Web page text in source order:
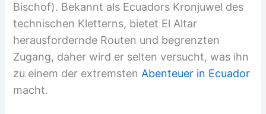
Bischof). Bekannt als Ecuadors Kronjuwel des
technischen Kletterns, bietet El Altar
herausfordernde Routen und begrenzten
Zugang, daher wird er selten versucht, was ihn
zu einem der extremstenAbenteuer in Ecuador
macht.